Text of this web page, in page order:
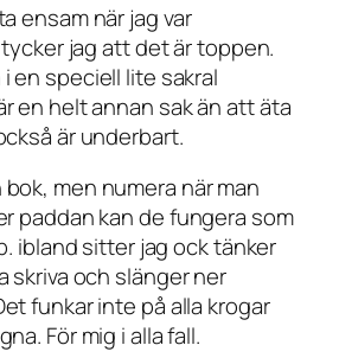
ensam när jag var
jag att det är toppen.
en speciell lite sakral
en helt annan sak än att äta
är underbart.
men numera när man
paddan kan de fungera som
ibland sitter jag ock tänker
skriva och slänger ner
funkar inte på alla krogar
För mig i alla fall.